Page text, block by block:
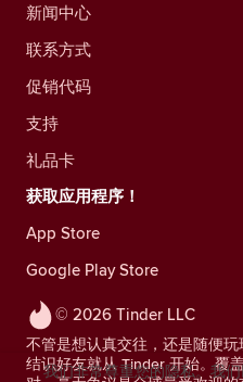
© 2026 Tinder LLC
不管是想认真交往，还是随便玩
结识好友就从 Tinder 开始。覆
新闻中心
联系方式
促销代码
支持
礼品卡
获取应用程序！
App Store
Google Play Store
我们非常尊重您的隐私。我